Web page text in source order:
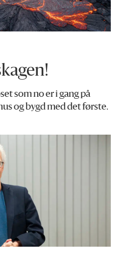
som no er i gang på
og bygd med det første.